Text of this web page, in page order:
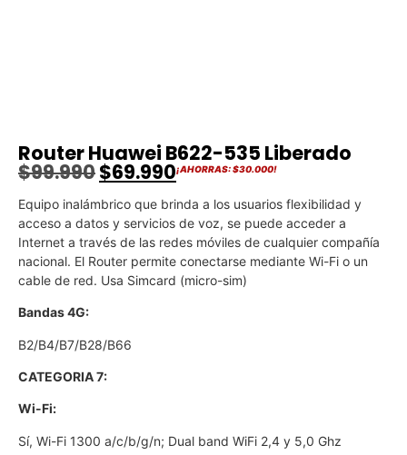
Router Huawei B622-535 Liberado
$99.990$69.990¡AHORRAS:$30.000!
Equipo inalámbrico que brinda a los usuarios flexibilidad y
acceso a datos y servicios de voz, se puede acceder a
Internet a través de las redes móviles de cualquier compañía
nacional. El Router permite conectarse mediante Wi-Fi o un
cable de red. Usa Simcard (micro-sim)
Bandas 4G:
B2/B4/B7/B28/B66
CATEGORIA 7:
Wi-Fi:
Sí, Wi-Fi 1300 a/c/b/g/n; Dual band WiFi 2,4 y 5,0 Ghz